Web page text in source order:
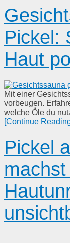
Pickel:
Haut
Mit einer
vorbeugen.
welche Öle du
[Continue
Pickel
machst